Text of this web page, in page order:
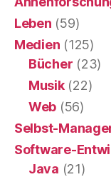
Leben (59)
Medien (125)
Bücher (23)
Musik(22)
Web (56)
Selbst-
Software-
Java (21)